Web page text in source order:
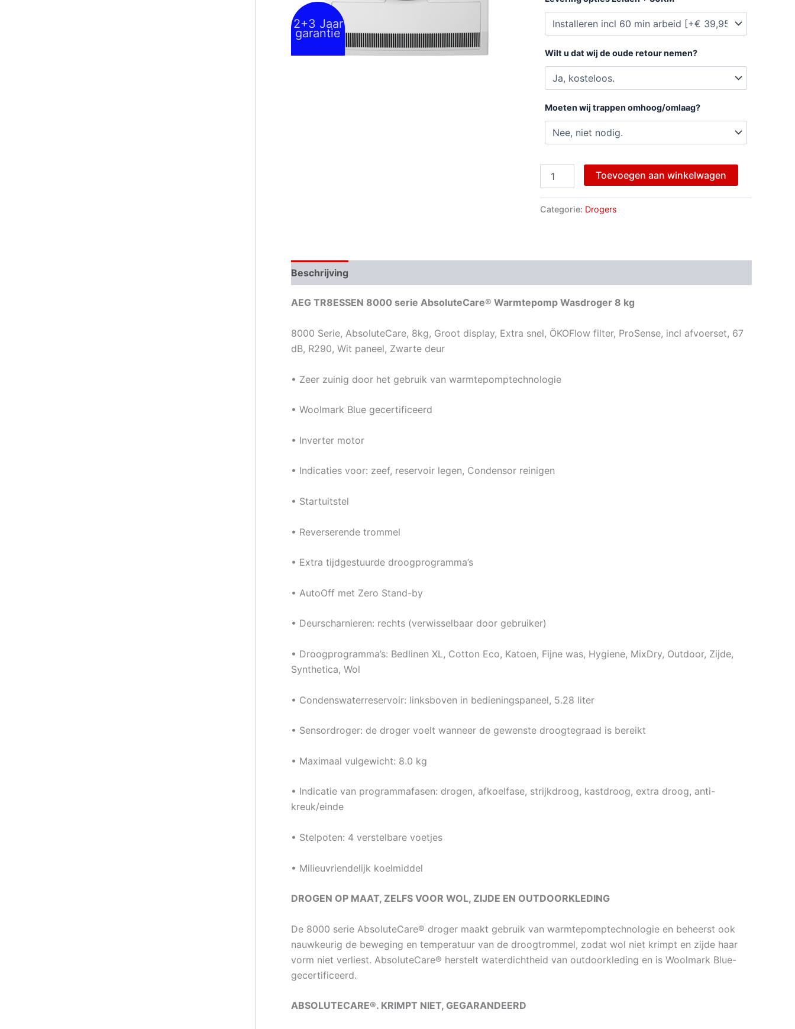
2+3 Jaar
garantie
Wilt u dat wij de oude retour nemen?
Moeten wij trappen omhoog/omlaag?
Toevoegen aan winkelwagen
Categorie: Drogers
Beschrijving
AEG TR8ESSEN 8000 serie AbsoluteCare® Warmtepomp Wasdroger 8 kg
8000 Serie, AbsoluteCare, 8kg, Groot display, Extra snel, ÖKOFlow filter, ProSense, incl afvoerset, 67
dB, R290, Wit paneel, Zwarte deur
• Zeer zuinig door het gebruik van warmtepomptechnologie
• Woolmark Blue gecertificeerd
• Inverter motor
• Indicaties voor: zeef, reservoir legen, Condensor reinigen
• Startuitstel
• Reverserende trommel
• Extra tijdgestuurde droogprogramma’s
• AutoOff met Zero Stand-by
• Deurscharnieren: rechts (verwisselbaar door gebruiker)
• Droogprogramma’s: Bedlinen XL, Cotton Eco, Katoen, Fijne was, Hygiene, MixDry, Outdoor, Zijde,
Synthetica, Wol
• Condenswaterreservoir: linksboven in bedieningspaneel, 5.28 liter
• Sensordroger: de droger voelt wanneer de gewenste droogtegraad is bereikt
• Maximaal vulgewicht: 8.0 kg
• Indicatie van programmafasen: drogen, afkoelfase, strijkdroog, kastdroog, extra droog, anti-
kreuk/einde
• Stelpoten: 4 verstelbare voetjes
• Milieuvriendelijk koelmiddel
DROGEN OP MAAT, ZELFS VOOR WOL, ZIJDE EN OUTDOORKLEDING
De 8000 serie AbsoluteCare® droger maakt gebruik van warmtepomptechnologie en beheerst ook
nauwkeurig de beweging en temperatuur van de droogtrommel, zodat wol niet krimpt en zijde haar
vorm niet verliest. AbsoluteCare® herstelt waterdichtheid van outdoorkleding en is Woolmark Blue-
gecertificeerd.
ABSOLUTECARE®. KRIMPT NIET, GEGARANDEERD